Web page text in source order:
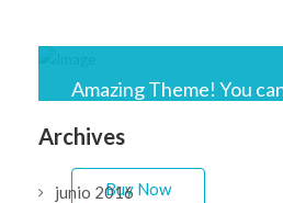
Amazing Theme! You
Buy Now
Archives
junio 2016